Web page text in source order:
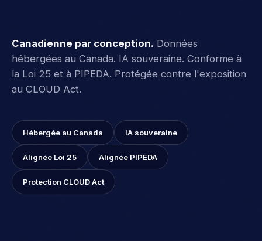
Canadienne par conception
Données
hébergées au Canada. IA souveraine. Conforme à
la Loi 25 et à PIPEDA. Protégée contre l'exposition
au CLOUD Act.